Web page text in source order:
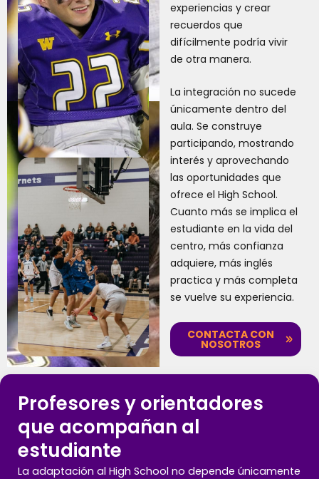
experiencias y crear
recuerdos que
difícilmente podría vivir
de otra manera.
La integración no sucede
únicamente dentro del
aula. Se construye
participando, mostrando
interés y aprovechando
las oportunidades que
ofrece el High School.
Cuanto más se implica el
estudiante en la vida del
centro, más confianza
adquiere, más inglés
practica y más completa
se vuelve su experiencia.
CONTACTA CON
NOSOTROS
Profesores y orientadores
que acompañan al
estudiante
La adaptación al High School no depende únicamente